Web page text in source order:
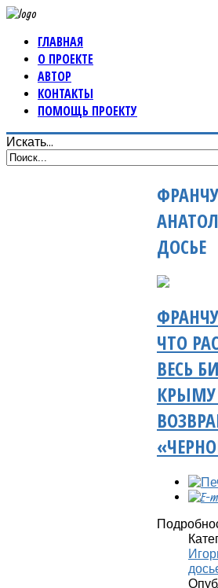
ГЛАВНАЯ
О ПРОЕКТЕ
АВТОР
КОНТАКТЫ
ПОМОЩЬ ПРОЕКТУ
Искать...
ДОСЬЕ
ЧТО
ВЕСЬ
КРЫМУ